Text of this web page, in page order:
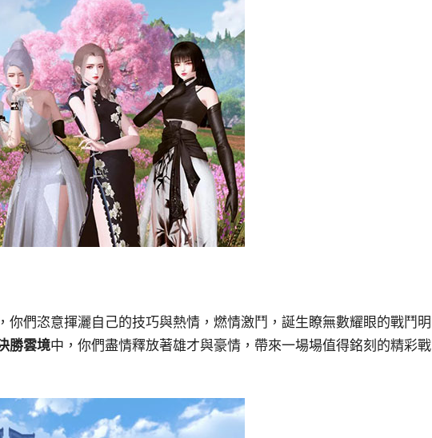
你們恣意揮灑自己的技巧與熱情，燃情激鬥，誕生瞭無數耀眼的戰鬥明
勝雲境中，你們盡情釋放著雄才與豪情，帶來一場場值得銘刻的精彩戰